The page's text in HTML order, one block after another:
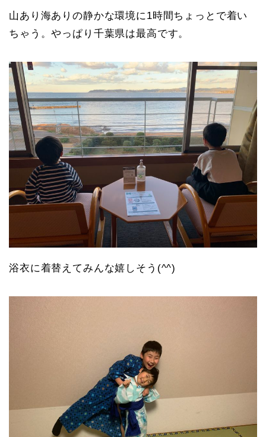
山あり海ありの静かな環境に1時間ちょっとで着い
ちゃう。やっぱり千葉県は最高です。
浴衣に着替えてみんな嬉しそう(^^)